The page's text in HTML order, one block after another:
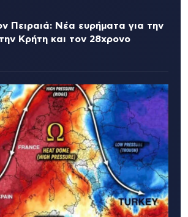
Πειραιά: Νέα ευρήματα για την
Κρήτη και τον 28χρονο